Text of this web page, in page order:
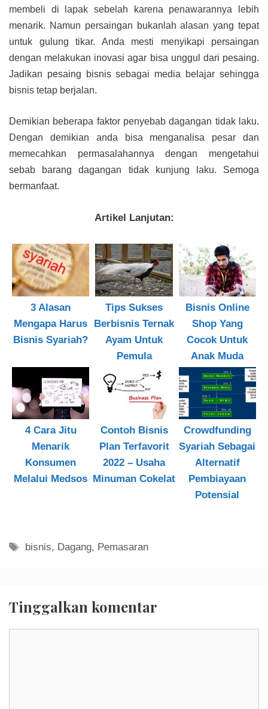
membeli di lapak sebelah karena penawarannya lebih
menarik. Namun persaingan bukanlah alasan yang tepat
untuk gulung tikar. Anda mesti menyikapi persaingan
dengan melakukan inovasi agar bisa unggul dari pesaing.
Jadikan pesaing bisnis sebagai media belajar sehingga
bisnis tetap berjalan.
Demikian beberapa faktor penyebab dagangan tidak laku.
Dengan demikian anda bisa menganalisa pesar dan
memecahkan permasalahannya dengan mengetahui
sebab barang dagangan tidak kunjung laku. Semoga
bermanfaat.
Artikel Lanjutan:
3 Alasan
Mengapa Harus
Bisnis Syariah?
Tips Sukses
Berbisnis Ternak
Ayam Untuk
Pemula
Bisnis Online
Shop Yang
Cocok Untuk
Anak Muda
4 Cara Jitu
Menarik
Konsumen
Melalui Medsos
Contoh Bisnis
Plan Terfavorit
2022 – Usaha
Minuman Cokelat
Crowdfunding
Syariah Sebagai
Alternatif
Pembiayaan
Potensial
Tag
bisnis, Dagang, Pemasaran
Tinggalkan komentar